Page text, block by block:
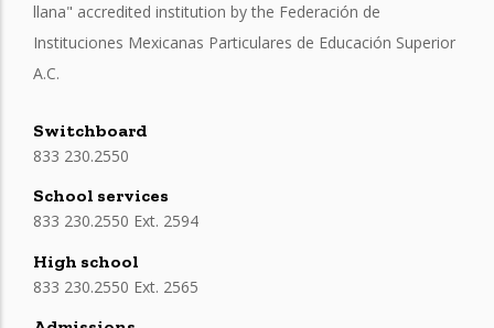
llana" accredited institution by the Federación de
Instituciones Mexicanas Particulares de Educación Superior
A.C.
Switchboard
833 230.2550
School services
833 230.2550 Ext. 2594
High school
833 230.2550 Ext. 2565